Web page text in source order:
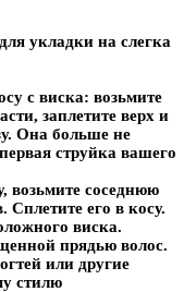
укладки на слегка
с виска: возьмите
заплетите верх и
Она больше не
струйка вашего
возьмите соседнюю
Сплетите его в косу.
виска.
прядью волос.
или другие
стилю